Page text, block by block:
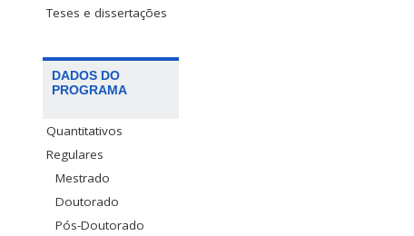
Teses e dissertações
DADOS DO
PROGRAMA
Quantitativos
Regulares
Mestrado
Doutorado
Pós-Doutorado